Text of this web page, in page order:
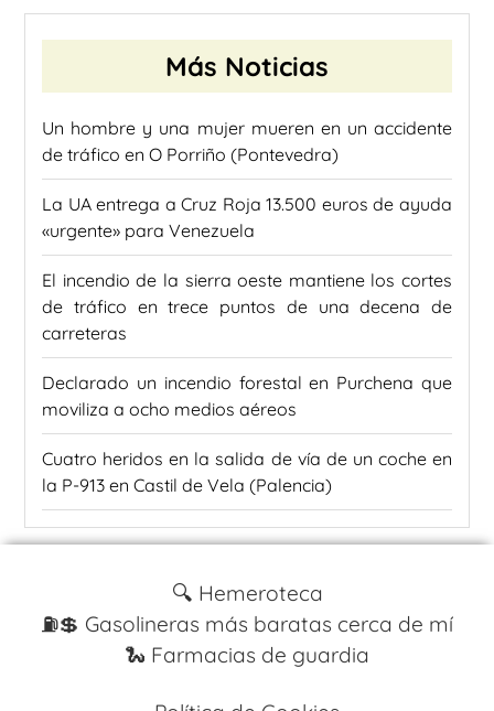
Más Noticias
Un hombre y una mujer mueren en un accidente
de tráfico en O Porriño (Pontevedra)
La UA entrega a Cruz Roja 13.500 euros de ayuda
«urgente» para Venezuela
El incendio de la sierra oeste mantiene los cortes
de tráfico en trece puntos de una decena de
carreteras
Declarado un incendio forestal en Purchena que
moviliza a ocho medios aéreos
Cuatro heridos en la salida de vía de un coche en
la P-913 en Castil de Vela (Palencia)
🔍 Hemeroteca
⛽️💲 Gasolineras más baratas cerca de mí
🐍 Farmacias de guardia